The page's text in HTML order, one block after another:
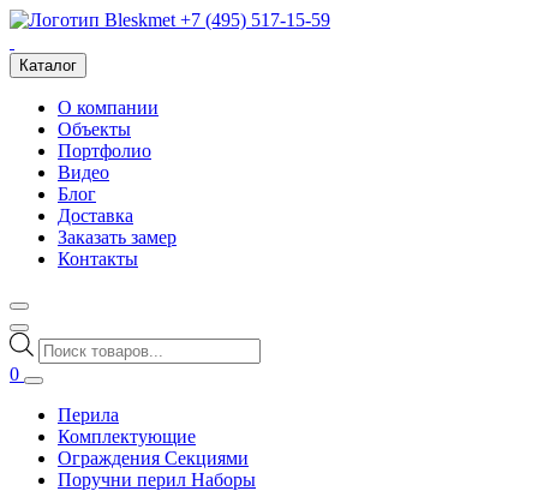
+7 (495) 517-15-59
Каталог
О компании
Объекты
Портфолио
Видео
Блог
Доставка
Заказать замер
Контакты
Поиск
товаров
0
Перила
Комплектующие
Ограждения Секциями
Поручни перил Наборы